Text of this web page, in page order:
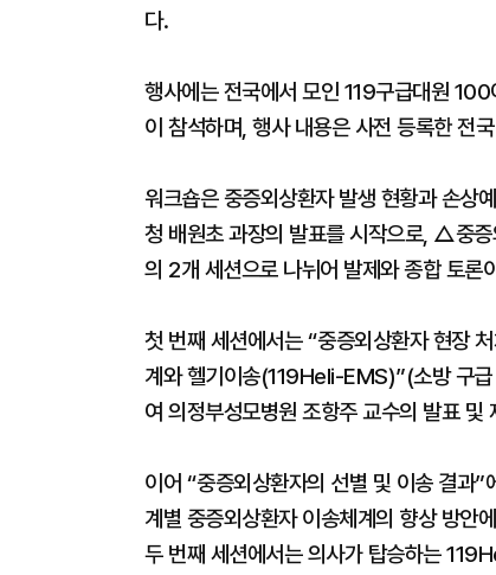
다.
행사에는 전국에서 모인 119구급대원
이 참석하며, 행사 내용은 사전 등록한 전
워크숍은 중증외상환자 발생 현황과 손상
청 배원초 과장의 발표를 시작으로, △중
의 2개 세션으로 나뉘어 발제와 종합 토론
첫 번째 세션에서는 “중증외상환자 현장
계와 헬기이송(119Heli-EMS)”(소방 구
여 의정부성모병원 조항주 교수의 발표 및
이어 “중증외상환자의 선별 및 이송 결과
계별 중증외상환자 이송체계의 향상 방안
두 번째 세션에서는 의사가 탑승하는